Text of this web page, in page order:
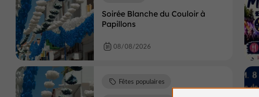
Soirée Blanche du Couloir à
Papillons
08/08/2026
Fêtes populaires